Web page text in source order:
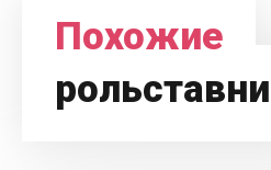
Похожие
рольставни